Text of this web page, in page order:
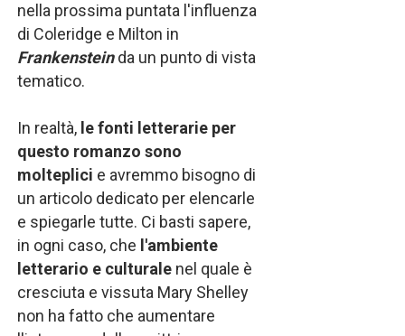
nella prossima puntata l'influenza
di Coleridge e Milton in
Frankensteinda un punto di vista
tematico.
In realtà, le fonti letterarie per
questo romanzo sono
molteplici e avremmo bisogno di
un articolo dedicato per elencarle
e spiegarle tutte. Ci basti sapere,
in ogni caso, che l'ambiente
letterario e culturalenel quale è
cresciuta e vissuta Mary Shelley
non ha fatto che aumentare